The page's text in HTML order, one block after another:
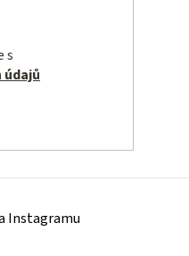
Instagramu